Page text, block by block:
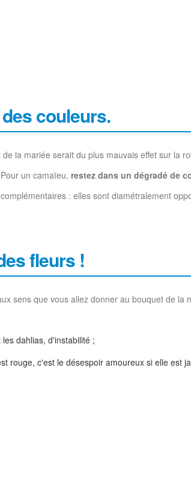
couleurs.
la mariée serait du plus mauvais effet sur la
un camaïeu, restez dans un dégradé de
: elles sont diamétralement
fleurs !
sens que vous allez donner au bouquet de la
dahlias, d'instabilité ;
rouge, c'est le désespoir amoureux si elle est